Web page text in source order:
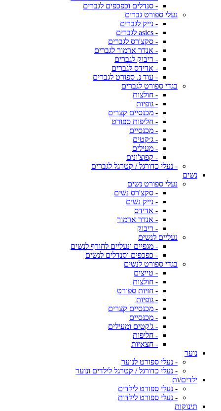
- סנדלים וכפכפים לגברים
נעלי ספורט גברים
- נייק לגברים
- asics לגברים
- סקצ'רס לגברים
- אנדר ארמור לגברים
- ריבוק לגברים
- אדידס לגברים
- עוד נ. ספורט לגברים
בגדי ספורט לגברים
- חולצות
- גופיות
- מכנסיים קצרים
- חליפות ספורט
- מכנסיים
- ג׳קטים
- מעילים
- קפוצ'ונים
- נעלי כדורגל / קטרגל לגברים
נשים
נעלי ספורט נשים
- סקצ'רס נשים
- נייק נשים
- אדידס
- אנדר ארמור
- ריבוק
נעליים לנשים
- מגפיים ונעליים לחורף לנשים
- כפכפים וסנדלים לנשים
בגדי ספורט לנשים
- טייצים
- חולצות
- חזיות ספורט
- גופיות
- מכנסיים קצרים
- מכנסיים
- ג'קטים ומעילים
- חליפות
- חצאיות
נוער
- נעלי ספורט לנוער
- נעלי כדורגל / קטרגל לילדים ונוער
ילדים/ות
- נעלי ספורט לילדים
- נעלי ספורט לילדות
תינוקות